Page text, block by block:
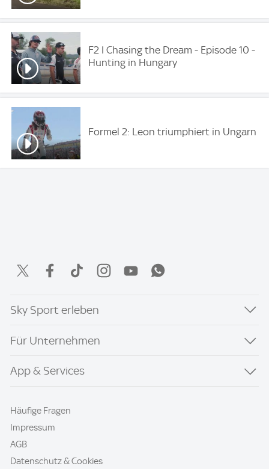
F2 I Chasing the Dream - Episode 10 -
Hunting in Hungary
Formel 2: Leon triumphiert in Ungarn
Sky Sport erleben
Für Unternehmen
App & Services
Häufige Fragen
Impressum
AGB
Datenschutz & Cookies